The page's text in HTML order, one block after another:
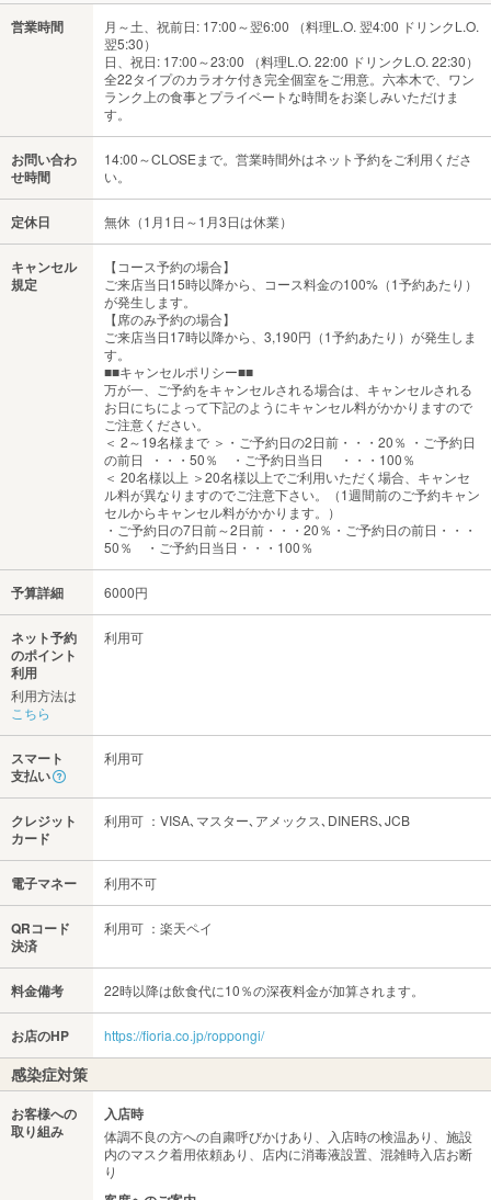
営業時間
月～土、祝前日: 17:00～翌6:00 （料理L.O. 翌4:00 ドリンクL.O.
翌5:30）
日、祝日: 17:00～23:00 （料理L.O. 22:00 ドリンクL.O. 22:30）
全22タイプのカラオケ付き完全個室をご用意。六本木で、ワン
ランク上の食事とプライベートな時間をお楽しみいただけま
す。
お問い合わ
せ時間
14:00～CLOSEまで。営業時間外はネット予約をご利用くださ
い。
定休日 無休（1月1日～1月3日は休業）
キャンセル
規定
【コース予約の場合】
ご来店当日15時以降から、コース料金の100%（1予約あたり）
が発生します。
【席のみ予約の場合】
ご来店当日17時以降から、3,190円（1予約あたり）が発生しま
す。
■■キャンセルポリシー■■
万が一、ご予約をキャンセルされる場合は、キャンセルされる
お日にちによって下記のようにキャンセル料がかかりますので
ご注意ください。
＜ 2～19名様まで ＞・ご予約日の2日前・・・20％ ・ご予約日
の前日 ・・・50％ ・ご予約日当日 ・・・100％
＜ 20名様以上 ＞20名様以上でご利用いただく場合、キャンセ
ル料が異なりますのでご注意下さい。（1週間前のご予約キャン
セルからキャンセル料がかかります。）
・ご予約日の7日前～2日前・・・20％・ご予約日の前日・・・
50％ ・ご予約日当日・・・100％
予算詳細 6000円
ネット予約
のポイント
利用
利用方法は
こちら
利用可
スマート
支払い
利用可
クレジット
カード
利用可 ：VISA､マスター､アメックス､DINERS､JCB
電子マネー 利用不可
QRコード
決済
利用可 ：楽天ペイ
料金備考 22時以降は飲食代に10％の深夜料金が加算されます。
お店のHP https://fioria.co.jp/roppongi/
感染症対策
お客様への
取り組み
入店時
体調不良の方への自粛呼びかけあり、入店時の検温あり、施設
内のマスク着用依頼あり、店内に消毒液設置、混雑時入店お断
り